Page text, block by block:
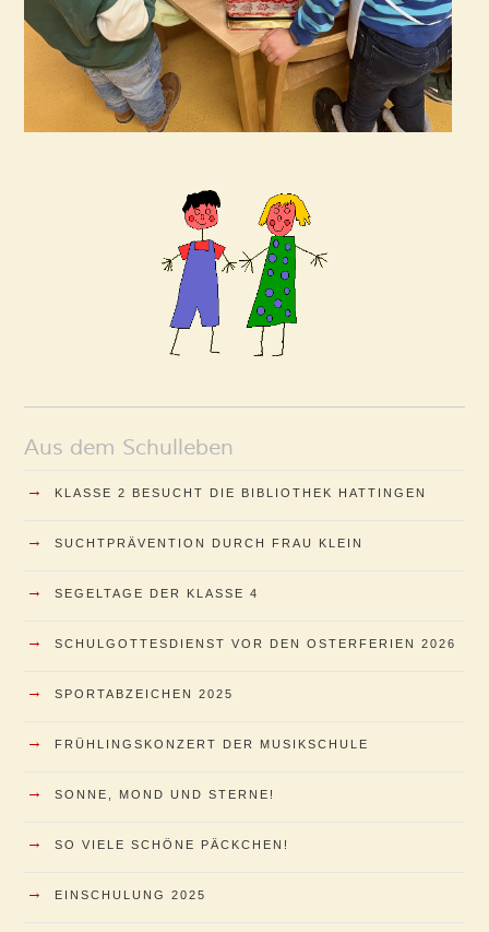
Aus dem Schulleben
→ KLASSE 2 BESUCHT DIE BIBLIOTHEK HATTINGEN
→ SUCHTPRÄVENTION DURCH FRAU KLEIN
→ SEGELTAGE DER KLASSE 4
→ SCHULGOTTESDIENST VOR DEN OSTERFERIEN 2026
→ SPORTABZEICHEN 2025
→ FRÜHLINGSKONZERT DER MUSIKSCHULE
→ SONNE, MOND UND STERNE!
→ SO VIELE SCHÖNE PÄCKCHEN!
→ EINSCHULUNG 2025